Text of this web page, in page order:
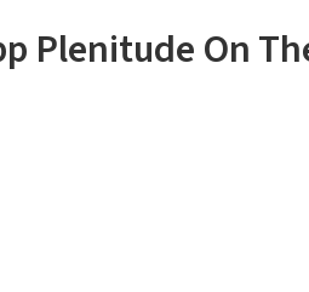
Plenitude On